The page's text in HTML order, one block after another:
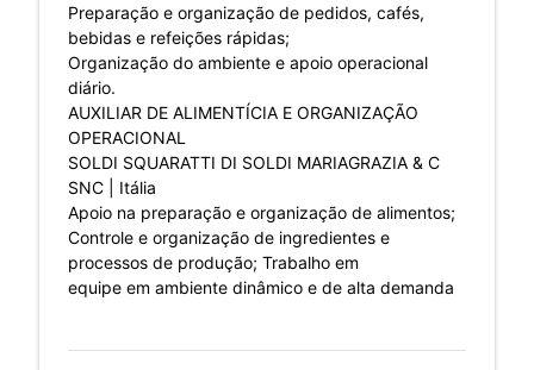
Preparação e organização de pedidos, cafés,
bebidas e refeições rápidas;
Organização do ambiente e apoio operacional
diário.
AUXILIAR DE ALIMENTÍCIA E ORGANIZAÇÃO
OPERACIONAL
SOLDI SQUARATTI DI SOLDI MARIAGRAZIA & C
SNC | Itália
Apoio na preparação e organização de alimentos;
Controle e organização de ingredientes e
processos de produção; Trabalho em
equipe em ambiente dinâmico e de alta demanda